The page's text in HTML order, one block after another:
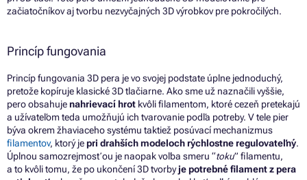
začiatočníkov aj tvorbu nezvyčajných 3D výrobkov pre pokročilých.
Princíp fungovania
Princíp fungovania 3D pera je vo svojej podstate úplne jednoduchý,
pretože kopíruje klasické 3D tlačiarne. Ako sme už naznačili vyššie,
pero obsahujenahrievací hrot kvôli filamentom, ktoré cezeň pretekajú
a užívateľom teda umožňujú ich tvarovanie podľa potreby. V tele pier
býva okrem žhaviaceho systému taktiež posúvací mechanizmus
filamentov, ktorý jepri drahších modeloch rýchlostne regulovateľný.
Úplnou samozrejmosťou je naopak voľba smeru “toku” filamentu,
a to kvôli tomu, že po ukončení 3D tvorbyje potrebné filament z pera